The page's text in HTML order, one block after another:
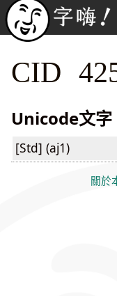
CID
Unicode文字
[Std] (aj1)
關於